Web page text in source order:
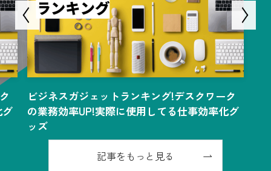
ビジネスガジェットランキング!デスクワーク
の業務効率UP!実際に使用してる仕事効率化グ
ッズ
記事をもっと見る